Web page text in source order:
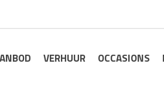
VERHUUR OCCASIONS